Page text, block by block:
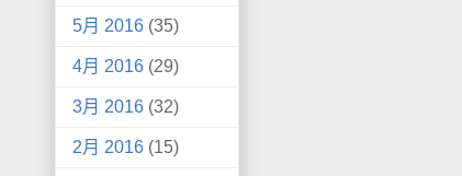
5月 2016 (35)
4月 2016 (29)
3月 2016 (32)
2月 2016 (15)